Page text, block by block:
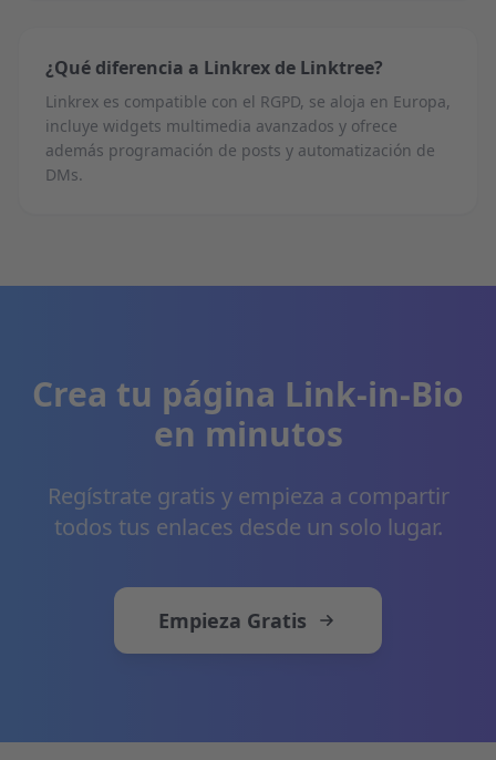
¿Qué diferencia a Linkrex de Linktree?
Linkrex es compatible con el RGPD, se aloja en Europa,
incluye widgets multimedia avanzados y ofrece
además programación de posts y automatización de
DMs.
Crea tu página Link-in-Bio
en minutos
Regístrate gratis y empieza a compartir
todos tus enlaces desde un solo lugar.
Empieza Gratis